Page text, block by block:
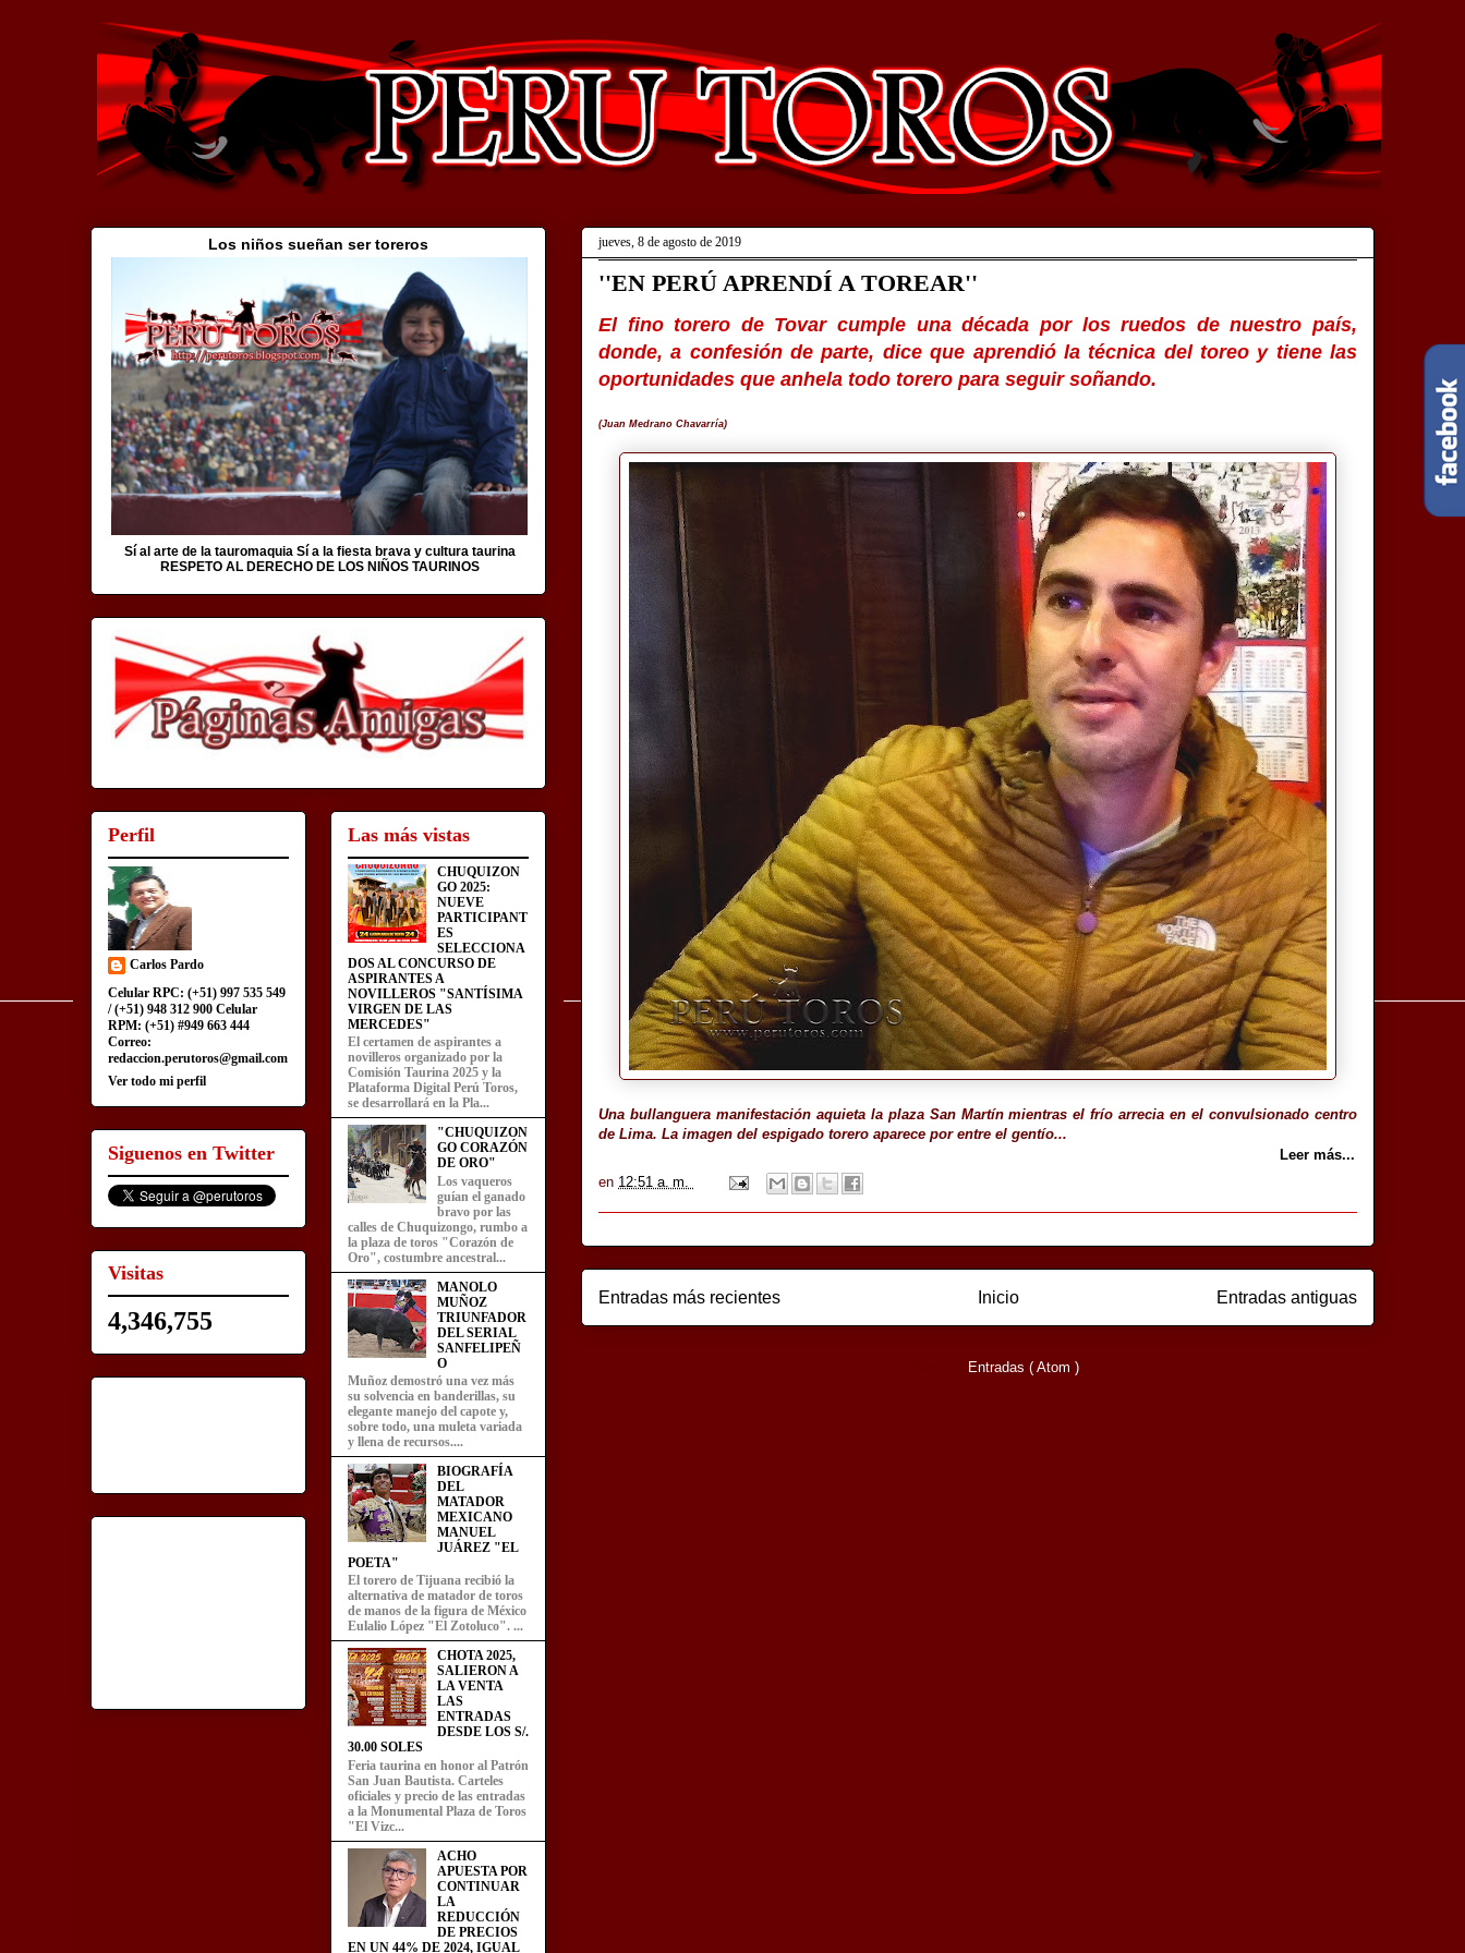
jueves, 8 de agosto de 2019
''EN PERÚ APRENDÍ A TOREAR''
El fino torero de Tovar cumple una década por los ruedos de nuestro país,
donde, a confesión de parte, dice que aprendió la técnica del toreo y tiene las
oportunidades que anhela todo torero para seguir soñando.
(Juan Medrano Chavarría)
Una bullanguera manifestación aquieta la plaza San Martín mientras el frío arrecia en el convulsionado centro
de Lima. La imagen del espigado torero aparece por entre el gentío...
Leer más...
en 12:51 a. m.
Entradas más recientes Entradas antiguas
Inicio
Entradas ( Atom )
Los niños sueñan ser toreros
Sí al arte de la tauromaquia Sí a la fiesta brava y cultura taurina
RESPETO AL DERECHO DE LOS NIÑOS TAURINOS
Perfil
Carlos Pardo
Celular RPC: (+51) 997 535 549
/ (+51) 948 312 900 Celular
RPM: (+51) #949 663 444
Correo:
redaccion.perutoros@gmail.com
Ver todo mi perfil
Siguenos en Twitter
Visitas
4,346,755
Las más vistas
CHUQUIZON
GO 2025:
NUEVE
PARTICIPANT
ES
SELECCIONA
DOS AL CONCURSO DE
ASPIRANTES A
NOVILLEROS "SANTÍSIMA
VIRGEN DE LAS
MERCEDES"
El certamen de aspirantes a
novilleros organizado por la
Comisión Taurina 2025 y la
Plataforma Digital Perú Toros,
se desarrollará en la Pla...
"CHUQUIZON
GO CORAZÓN
DE ORO"
Los vaqueros
guían el ganado
bravo por las
calles de Chuquizongo, rumbo a
la plaza de toros "Corazón de
Oro", costumbre ancestral...
MANOLO
MUÑOZ
TRIUNFADOR
DEL SERIAL
SANFELIPEÑ
O
Muñoz demostró una vez más
su solvencia en banderillas, su
elegante manejo del capote y,
sobre todo, una muleta variada
y llena de recursos....
BIOGRAFÍA
DEL
MATADOR
MEXICANO
MANUEL
JUÁREZ "EL
POETA"
El torero de Tijuana recibió la
alternativa de matador de toros
de manos de la figura de México
Eulalio López "El Zotoluco". ...
CHOTA 2025,
SALIERON A
LA VENTA
LAS
ENTRADAS
DESDE LOS S/.
30.00 SOLES
Feria taurina en honor al Patrón
San Juan Bautista. Carteles
oficiales y precio de las entradas
a la Monumental Plaza de Toros
"El Vizc...
ACHO
APUESTA POR
CONTINUAR
LA
REDUCCIÓN
DE PRECIOS
EN UN 44% DE 2024, IGUAL